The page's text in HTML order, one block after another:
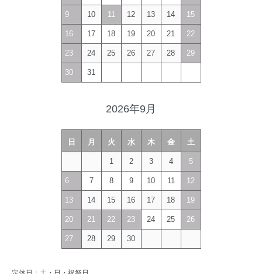
9 10 11 12 13 14 15
16 17 18 19 20 21 22
23 24 25 26 27 28 29
30 31
2026年9月
日 月 火 水 木 金 土
1 2 3 4 5
6 7 8 9 10 11 12
13 14 15 16 17 18 19
20 21 22 23 24 25 26
27 28 29 30
定休日：土・日・祝祭日